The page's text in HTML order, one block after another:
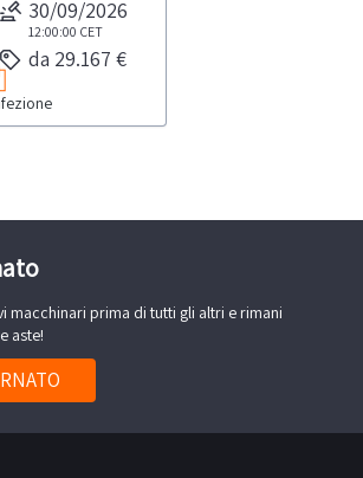
30/09/2026
12:00:00 CET
da 29.167 €
macchinari prima di tutti gli altri e rimani
aste!